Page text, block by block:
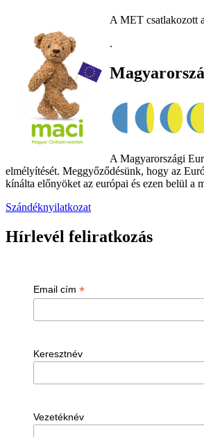
A MET csatlakozott
.
A Magyarországi
elmélyítését. Meggyőződésünk, hogy az
kínálta előnyöket az európai és ezen belül a
Szándéknyilatkozat
Hírlevél feliratkozás
Email cím *
Keresztnév
Vezetéknév